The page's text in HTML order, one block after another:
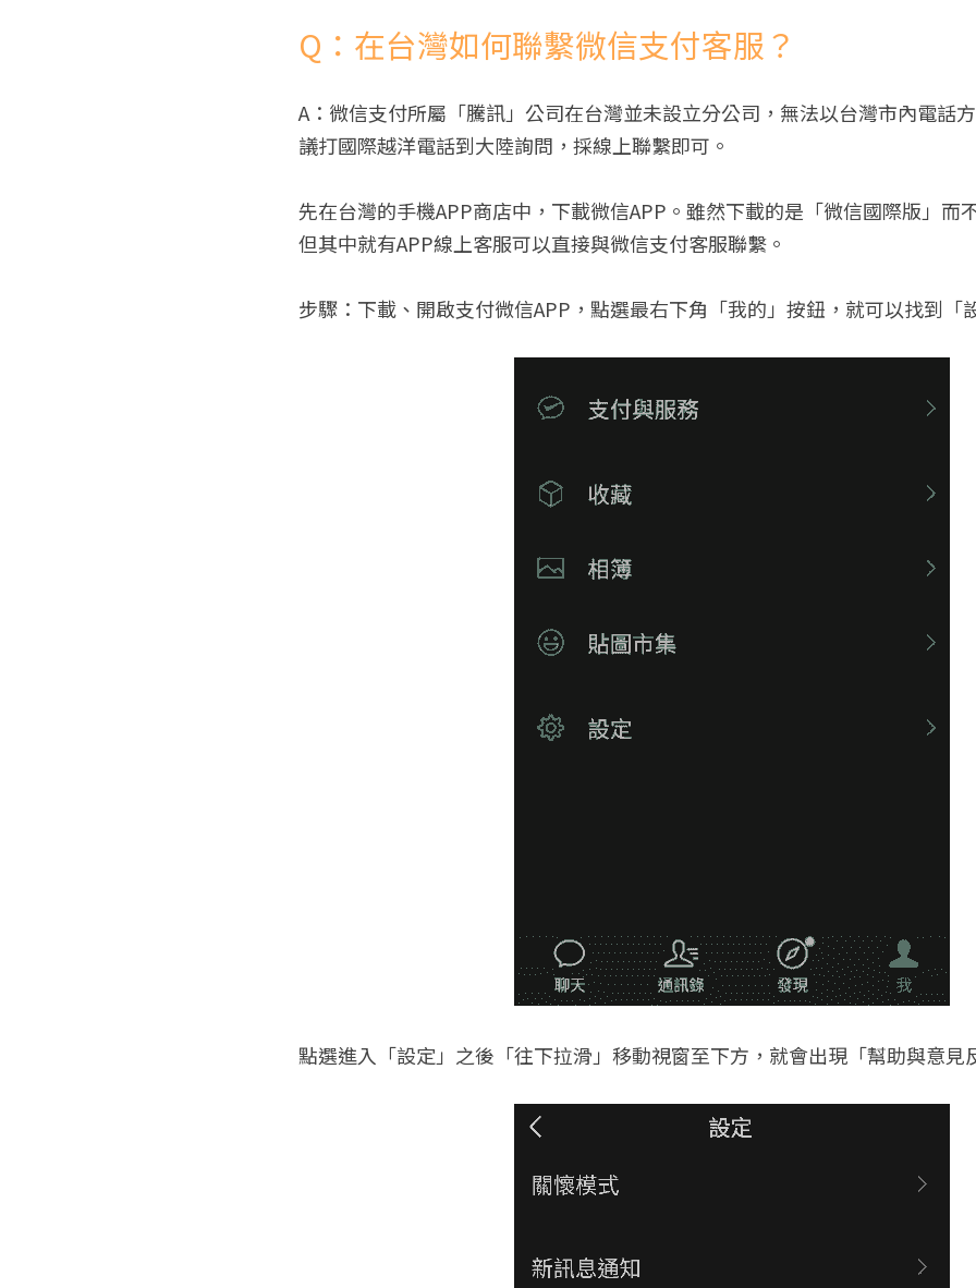
Q：在台灣如何聯繫微信支付客服？
A：微信支付所屬「騰訊」公司在台灣並未設立分公司，無法以台灣市內電話
議打國際越洋電話到大陸詢問，採線上聯繫即可。
先在台灣的手機APP商店中，下載微信APP。雖然下載的是「微信國際版」而
但其中就有APP線上客服可以直接與微信支付客服聯繫。
步驟：下載、開啟支付微信APP，點選最右下角「我的」按鈕，就可以找到「
點選進入「設定」之後「往下拉滑」移動視窗至下方，就會出現「幫助與意見